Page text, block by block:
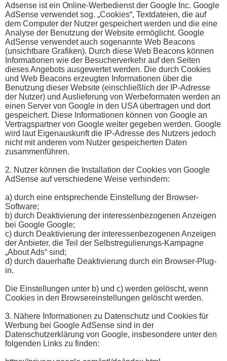
Adsense ist ein Online-Werbedienst der Google Inc. Google
AdSense verwendet sog. „Cookies“, Textdateien, die auf
dem Computer der Nutzer gespeichert werden und die eine
Analyse der Benutzung der Website ermöglicht. Google
AdSense verwendet auch sogenannte Web Beacons
(unsichtbare Grafiken). Durch diese Web Beacons können
Informationen wie der Besucherverkehr auf den Seiten
dieses Angebots ausgewertet werden. Die durch Cookies
und Web Beacons erzeugten Informationen über die
Benutzung dieser Website (einschließlich der IP-Adresse
der Nutzer) und Auslieferung von Werbeformaten werden an
einen Server von Google in den USA übertragen und dort
gespeichert. Diese Informationen können von Google an
Vertragspartner von Google weiter gegeben werden. Google
wird laut Eigenauskunft die IP-Adresse des Nutzers jedoch
nicht mit anderen vom Nutzer gespeicherten Daten
zusammenführen.
2. Nutzer können die Installation der Cookies von Google
AdSense auf verschiedene Weise verhindern:
a) durch eine entsprechende Einstellung der Browser-
Software;
b) durch Deaktivierung der interessenbezogenen Anzeigen
bei Google Google;
c) durch Deaktivierung der interessenbezogenen Anzeigen
der Anbieter, die Teil der Selbstregulierungs-Kampagne
„About Ads“ sind;
d) durch dauerhafte Deaktivierung durch ein Browser-Plug-
in.
Die Einstellungen unter b) und c) werden gelöscht, wenn
Cookies in den Browsereinstellungen gelöscht werden.
3. Nähere Informationen zu Datenschutz und Cookies für
Werbung bei Google AdSense sind in der
Datenschutzerklärung von Google, insbesondere unter den
folgenden Links zu finden: